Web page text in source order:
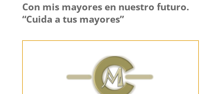
Con mis mayores en nuestro futuro.
“Cuida a tus mayores”